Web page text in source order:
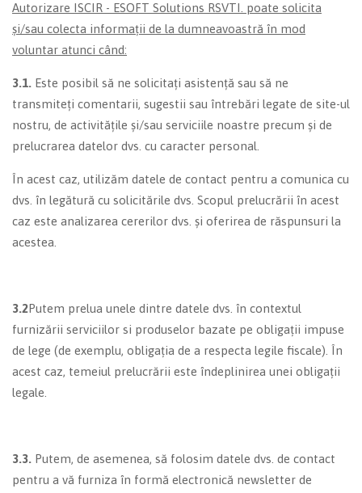
Autorizare ISCIR - ESOFT Solutions RSVTI. poate solicita
și/sau colecta informații de la dumneavoastră în mod
voluntar atunci când:
3.1. Este posibil să ne solicitați asistență sau să ne
transmiteți comentarii, sugestii sau întrebări legate de site-ul
nostru, de activitățile și/sau serviciile noastre precum și de
prelucrarea datelor dvs. cu caracter personal.
În acest caz, utilizăm datele de contact pentru a comunica cu
dvs. în legătură cu solicitările dvs. Scopul prelucrării în acest
caz este analizarea cererilor dvs. și oferirea de răspunsuri la
acestea.
3.2Putem prelua unele dintre datele dvs. în contextul
furnizării serviciilor si produselor bazate pe obligații impuse
de lege (de exemplu, obligația de a respecta legile fiscale). În
acest caz, temeiul prelucrării este îndeplinirea unei obligații
legale.
3.3. Putem, de asemenea, să folosim datele dvs. de contact
pentru a vă furniza în formă electronică newsletter de